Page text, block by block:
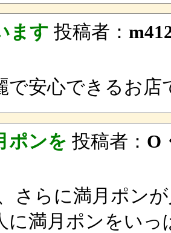
ます 投稿者：
で安心できるお
ポンを 投稿者： O
さらに満月ポン
に満月ポンをい